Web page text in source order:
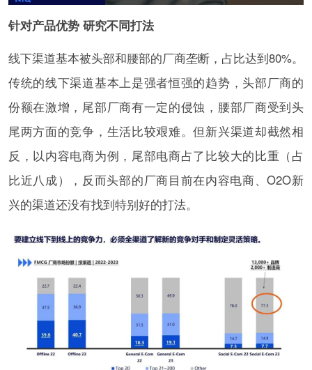
针对产品优势 研究不同打法
线下渠道基本被头部和腰部的厂商垄断，占比达到80%。
传统的线下渠道基本上是强者恒强的趋势，头部厂商的
份额在激增，尾部厂商有一定的侵蚀，腰部厂商受到头
尾两方面的竞争，生活比较艰难。但新兴渠道却截然相
反，以内容电商为例，尾部电商占了比较大的比重（占
比近八成），反而头部的厂商目前在内容电商、O2O新
兴的渠道还没有找到特别好的打法。